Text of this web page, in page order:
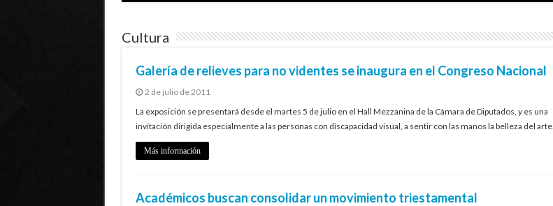
Cultura
Galería de relieves para no videntes se inaugura en el Congreso Nacional
2 de julio de 2011
La exposición se presentará desde el martes 5 de julio en el Hall Mezzanina de la Cámara de Diputados, y es una
invitación dirigida especialmente a las personas con discapacidad visual, a sentir con las manos la belleza del arte.
Más información
Académicos buscan consolidar un movimiento triestamental